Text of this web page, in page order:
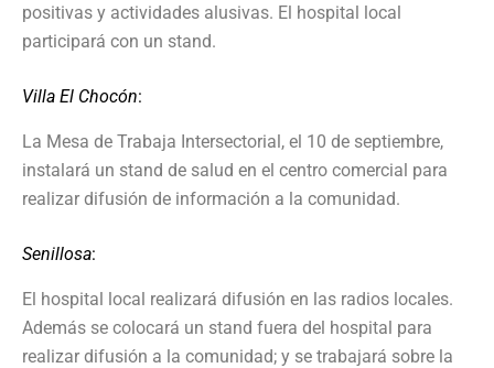
positivas y actividades alusivas. El hospital local
participará con un stand.
Villa El Chocón:
La Mesa de Trabaja Intersectorial, el 10 de septiembre,
instalará un stand de salud en el centro comercial para
realizar difusión de información a la comunidad.
Senillosa:
El hospital local realizará difusión en las radios locales.
Además se colocará un stand fuera del hospital para
realizar difusión a la comunidad; y se trabajará sobre la